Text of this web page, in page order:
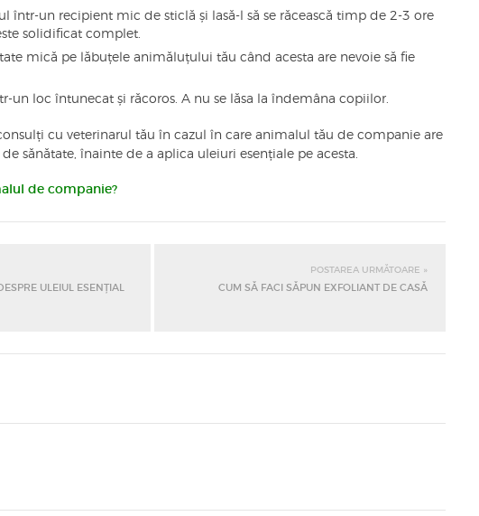
într-un recipient mic de sticlă și lasă-l să se răcească timp de 2-3 ore
solidificat complet.
mică pe lăbuțele animăluțului tău când acesta are nevoie să fie
un loc întunecat și răcoros. A nu se lăsa la îndemâna copiilor.
cu veterinarul tău în cazul în care animalul tău de companie are
sănătate, înainte de a aplica uleiuri esențiale pe acesta.
de companie?
ULEIUL ESENȚIAL
POSTAREA URMĂTOARE »
CUM SĂ FACI SĂPUN EXFOLIANT DE CASĂ